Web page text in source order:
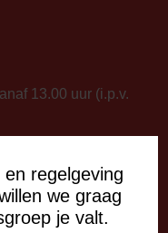
regelgeving
we graag
je valt.
13.00 uur (i.p.v.